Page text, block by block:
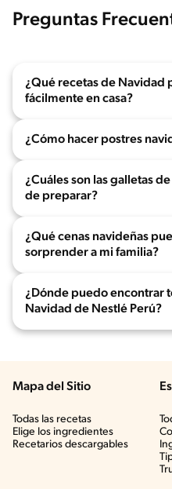
Preguntas
¿Qué recetas de Navidad
fácilmente en casa?
¿Cómo hacer postres
¿Cuáles son las galletas
de preparar?
¿Qué cenas navideñas
sorprender a mi familia?
¿Dónde puedo encontrar
Navidad de Nestlé Perú?
Mapa del Sitio
Todas las recetas
Elige los ingredientes
Recetarios descargables